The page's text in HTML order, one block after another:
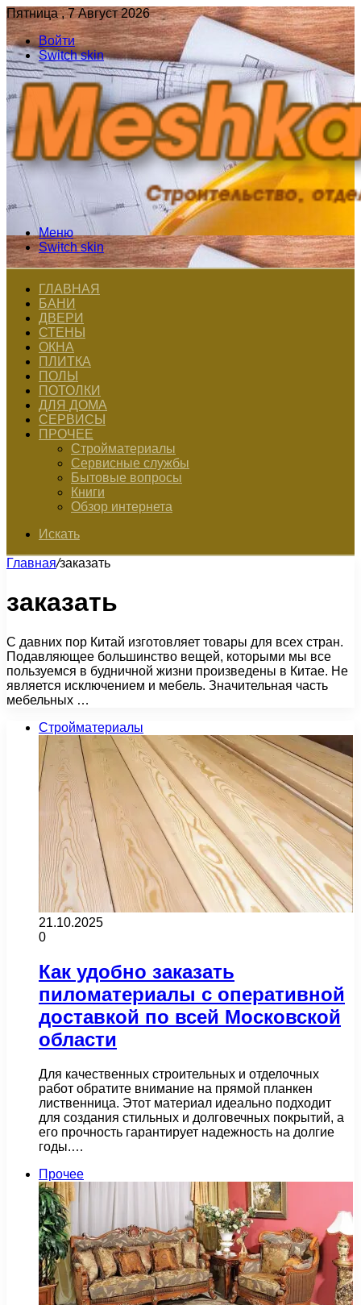
Пятница , 7 Август 2026
Войти
Switch skin
Меню
Switch skin
ГЛАВНАЯ
БАНИ
ДВЕРИ
СТЕНЫ
ОКНА
ПЛИТКА
ПОЛЫ
ПОТОЛКИ
ДЛЯ ДОМА
СЕРВИСЫ
ПРОЧЕЕ
Стройматериалы
Сервисные службы
Бытовые вопросы
Книги
Обзор интернета
Искать
Главная/заказать
заказать
С давних пор Китай изготовляет товары для всех стран.
Подавляющее большинство вещей, которыми мы все
пользуемся в будничной жизни произведены в Китае. Не
является исключением и мебель. Значительная часть
мебельных …
Стройматериалы
21.10.2025
0
Как удобно заказать
пиломатериалы с оперативной
доставкой по всей Московской
области
Для качественных строительных и отделочных
работ обратите внимание на прямой планкен
лиственница. Этот материал идеально подходит
для создания стильных и долговечных покрытий, а
его прочность гарантирует надежность на долгие
годы.…
Прочее